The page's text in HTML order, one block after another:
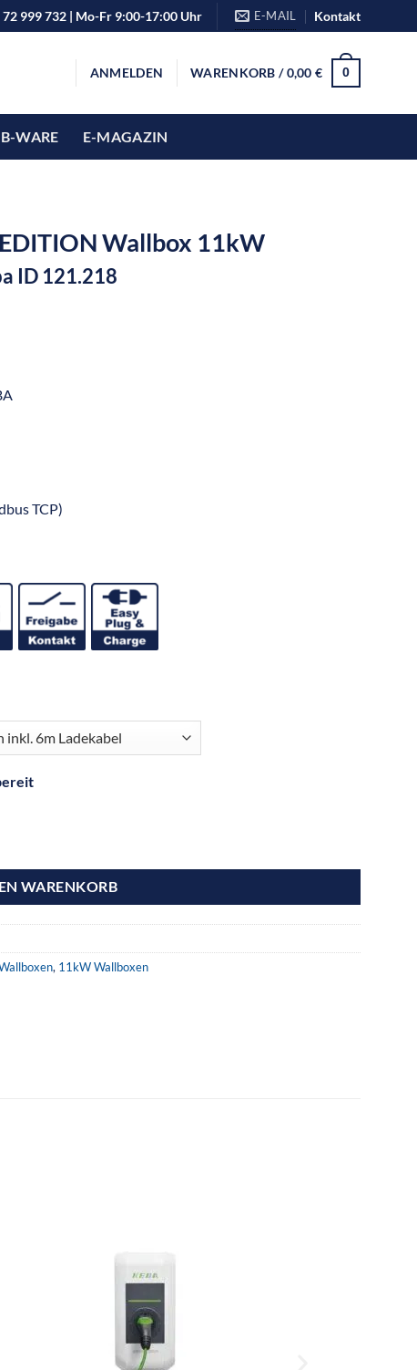
72 999 732 | Mo-Fr 9:00-17:00 Uhr E-MAIL Kontakt
ANMELDEN WARENKORB /0,00€ 0
B-WARE E-MAGAZIN
Wallbox 11kW
ID 121.218
TCP)
WARENKORB
, 11kW Wallboxen